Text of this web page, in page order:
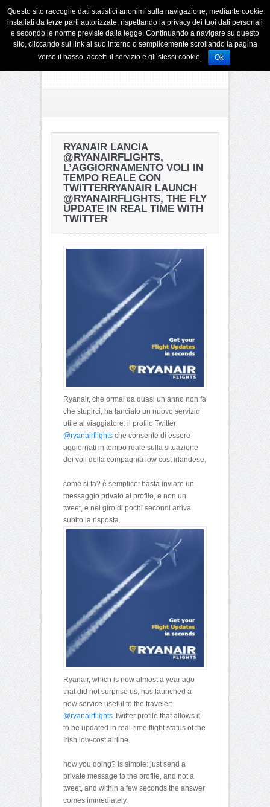
RYANAIR LANCIA
@RYANAIRFLIGHTS,
L’AGGIORNAMENTO VOLI IN
TEMPO REALE CON
TWITTERRYANAIR LAUNCH
@RYANAIRFLIGHTS, THE FLY
UPDATE IN REAL TIME WITH
TWITTER
Ryanair, che ormai da quasi un anno non fa
che stupirci, ha lanciato un nuovo servizio
utile al viaggiatore: il profilo Twitter
@ryanairflights che consente di essere
aggiornati in tempo reale sulla situazione
dei voli della compagnia low cost irlandese.
come si fa? è semplice: basta inviare un
messaggio privato al profilo, e non un
tweet, e nel giro di pochi secondi arriva
subito la risposta.
Ryanair, which is now almost a year ago
that did not surprise us, has launched a
new service useful to the traveler:
@ryanairflights Twitter profile that allows it
to be updated in real-time flight status of the
Irish low-cost airline.
how you doing? is simple: just send a
private message to the profile, and not a
tweet, and within a few seconds the answer
comes immediately.
Questo sito raccoglie dati statistici anonimi sulla navigazione, mediante cookie
installati da terze parti autorizzate, rispettando la privacy dei tuoi dati personali
e secondo le norme previste dalla legge. Continuando a navigare su questo
sito, cliccando sui link al suo interno o semplicemente scrollando la pagina
verso il basso, accetti il servizio e gli stessi cookie.
Ok